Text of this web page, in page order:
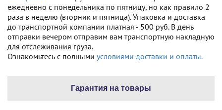
ежедневно с понедельника по пятницу, но как правило 2
раза в неделю (вторник и пятница). Упаковка и доставка
до транспортной компании платная - 500 руб. В день
отправки вечером отправим вам транспортную накладную
для отслеживания груза.
Ознакомьтесь с полными условиями доставки и оплаты.
Гарантия на товары